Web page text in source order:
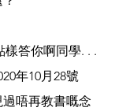
答你啊同學. . .
年10月28號
過唔再教書嘅念